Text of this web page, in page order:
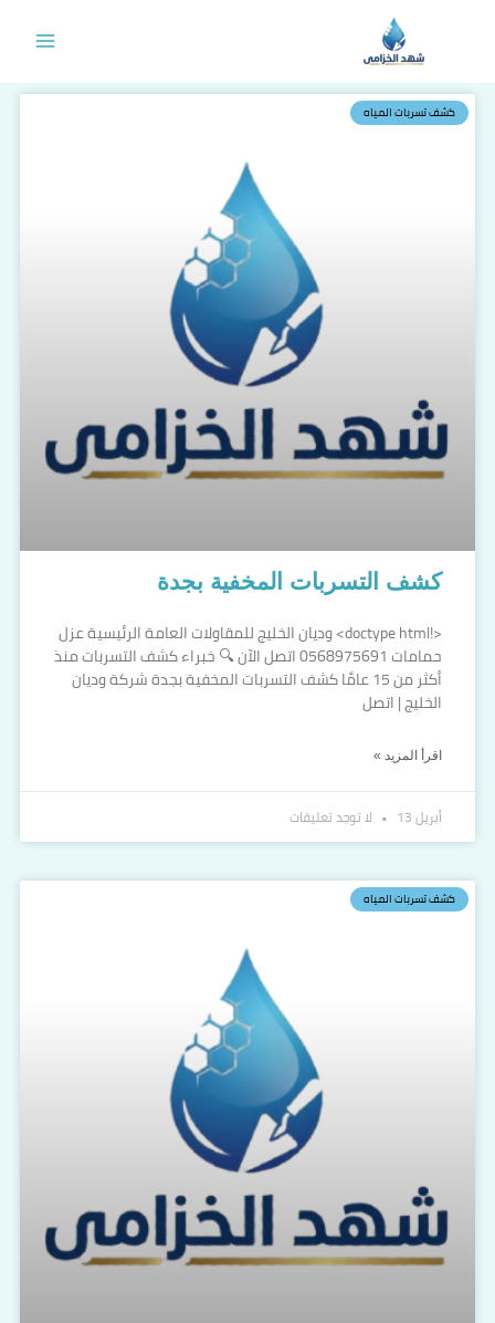
كشف تسربات المياه
كشف التسربات المخفية بجدة
<!doctype html> وديان الخليج للمقاولات العامة الرئيسية عزل
حمامات 0568975691 اتصل الآن 🔍 خبراء كشف التسربات منذ
أكثر من 15 عامًا كشف التسربات المخفية بجدة شركة وديان
الخليج | اتصل
اقرأ المزيد »
أبريل 13 لا توجد تعليقات
كشف تسربات المياه